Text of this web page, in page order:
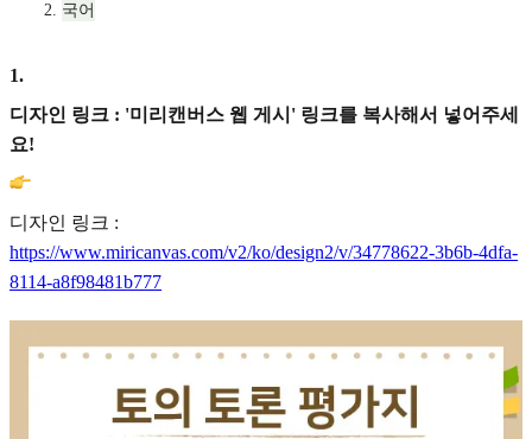
국어
1.
디자인 링크 : '미리캔버스 웹 게시' 링크를 복사해서 넣어주세
요!
디자인 링크 :
https://www.miricanvas.com/v2/ko/design2/v/34778622-3b6b-4dfa-
8114-a8f98481b777